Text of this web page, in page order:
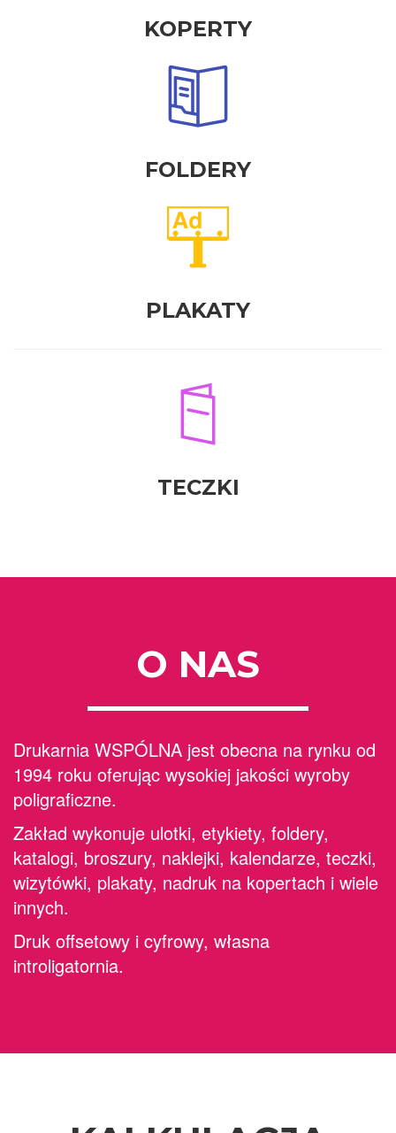
KOPERTY
FOLDERY
PLAKATY
TECZKI
O NAS
Drukarnia WSPÓLNA jest obecna na rynku od
1994 roku oferując wysokiej jakości wyroby
poligraficzne.
Zakład wykonuje ulotki, etykiety, foldery,
katalogi, broszury, naklejki, kalendarze, teczki,
wizytówki, plakaty, nadruk na kopertach i wiele
innych.
Druk offsetowy i cyfrowy, własna
introligatornia.